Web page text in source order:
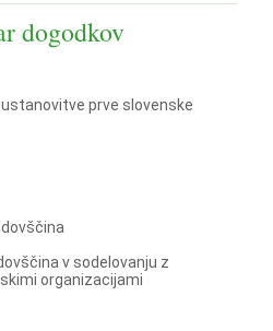
dogodkov
prve slovenske
v sodelovanju z
organizacijami